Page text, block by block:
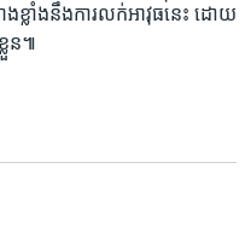
ង​ខ្លាំង​នឹង​ការ​លក់​អាវុធ​នេះ ដោយ​
លួន៕